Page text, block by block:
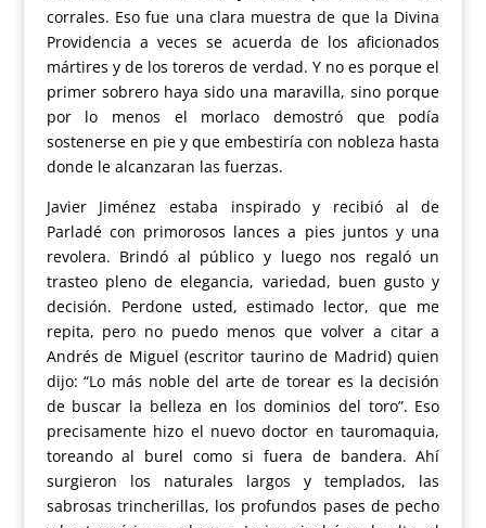
corrales. Eso fue una clara muestra de que la Divina
Providencia a veces se acuerda de los aficionados
mártires y de los toreros de verdad. Y no es porque el
primer sobrero haya sido una maravilla, sino porque
por lo menos el morlaco demostró que podía
sostenerse en pie y que embestiría con nobleza hasta
donde le alcanzaran las fuerzas.
Javier Jiménez estaba inspirado y recibió al de
Parladé con primorosos lances a pies juntos y una
revolera. Brindó al público y luego nos regaló un
trasteo pleno de elegancia, variedad, buen gusto y
decisión. Perdone usted, estimado lector, que me
repita, pero no puedo menos que volver a citar a
Andrés de Miguel (escritor taurino de Madrid) quien
dijo: “Lo más noble del arte de torear es la decisión
de buscar la belleza en los dominios del toro”. Eso
precisamente hizo el nuevo doctor en tauromaquia,
toreando al burel como si fuera de bandera. Ahí
surgieron los naturales largos y templados, las
sabrosas trincherillas, los profundos pases de pecho